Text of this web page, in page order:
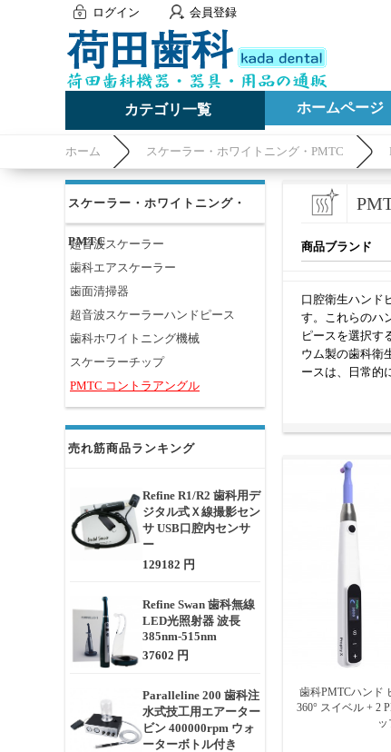
ログイン 会員登録
カテゴリ一覧 ホームページ
ホーム スケーラー・ホワイトニング・PMTC
スケーラー・ホワイトニング・
PMTC
超音波スケーラー
歯科エアスケーラー
歯面清掃器
超音波スケーラーハンドピース
歯科ホワイトニング機械
スケーラーチップ
PMTC コントラアングル
売れ筋商品ランキング
Refine R1/R2 歯科用デ
ジタル式Ｘ線撮影セン
サ USB口腔内センサ
ー
129182 円
Refine Swan 歯科無線
LED光照射器 波長
385nm-515nm
37602 円
Paralleline 200 歯科注
水式技工用エアーター
ビン 400000rpm ウォ
ーターボトル付き
商品ブランド
口腔衛生ハンド
す。これらのハ
ピースを選択す
ウム製の歯科衛
ースは、日常的
歯科PMTCハンド
360° スイベル + 2
ッ